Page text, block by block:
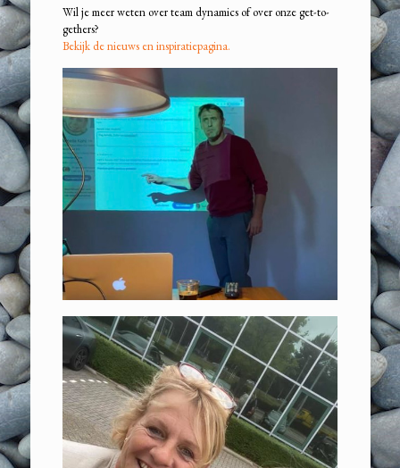
Wil je meer weten over team dynamics of over onze get-to-
gethers?
Bekijk de nieuws en inspiratiepagina.